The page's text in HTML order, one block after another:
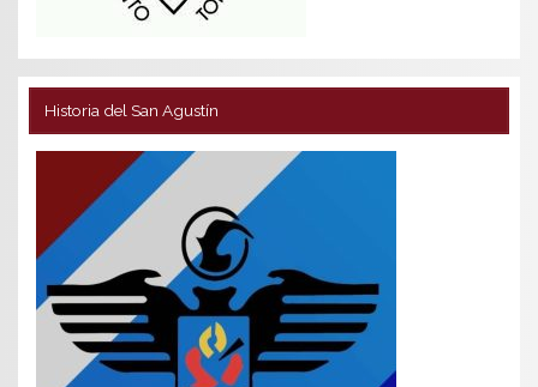
Historia del San Agustín